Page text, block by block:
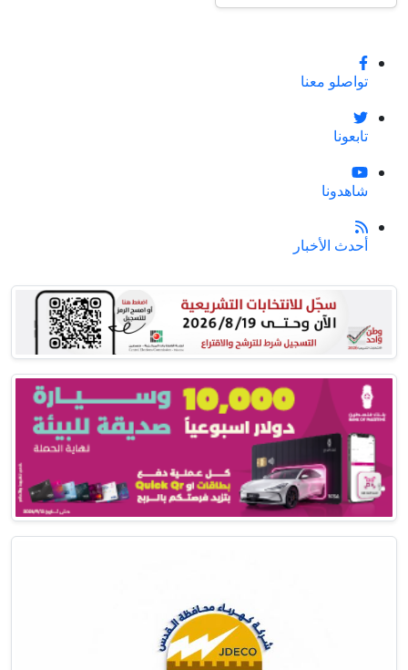
تواصلو معنا
تابعونا
شاهدونا
أحدث الأخبار